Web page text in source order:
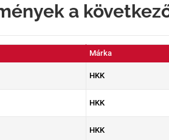
a
Márka
HKK
HKK
HKK